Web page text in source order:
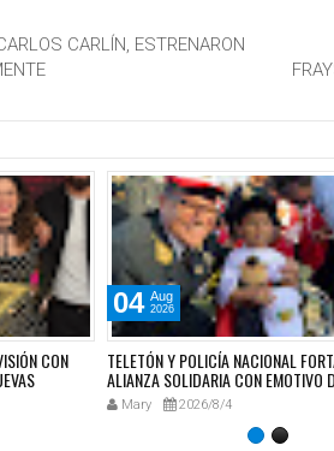
CARLÍN, ESTRENARON
CON
04 Aug
2026
TELETÓN Y POLICÍA NACIONAL
ALIANZA SOLIDARIA CON EMOTIVO
DEDICADO A LA NIÑEZ
Mary 2026/8/4